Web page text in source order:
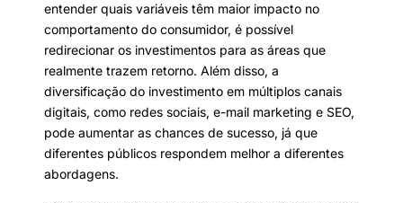
entender quais variáveis têm maior impacto no
comportamento do consumidor, é possível
redirecionar os investimentos para as áreas que
realmente trazem retorno. Além disso, a
diversificação do investimento em múltiplos canais
digitais, como redes sociais, e-mail marketing e SEO,
pode aumentar as chances de sucesso, já que
diferentes públicos respondem melhor a diferentes
abordagens.